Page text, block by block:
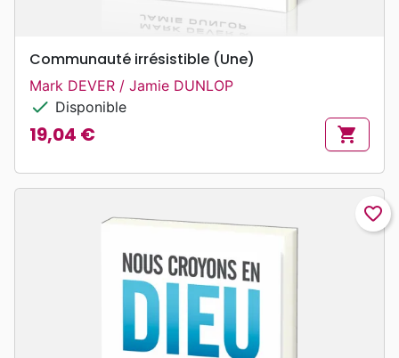
Communauté irrésistible (Une)
Mark DEVER / Jamie DUNLOP
check Disponible
Prix
19,04 € shopping_cart
favorite_border